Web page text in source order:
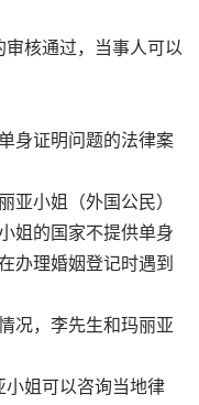
核通过，当事人可以
证明问题的法律案
小姐（外国公民）
姐的国家不提供单身
办理婚姻登记时遇到
，李先生和玛丽亚
姐可以咨询当地律